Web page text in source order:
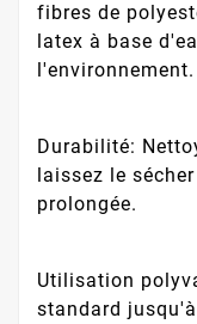
fibres de
latex à base
l'environnement.
Durabilité:
laissez le
prolongée.
Utilisation
standard